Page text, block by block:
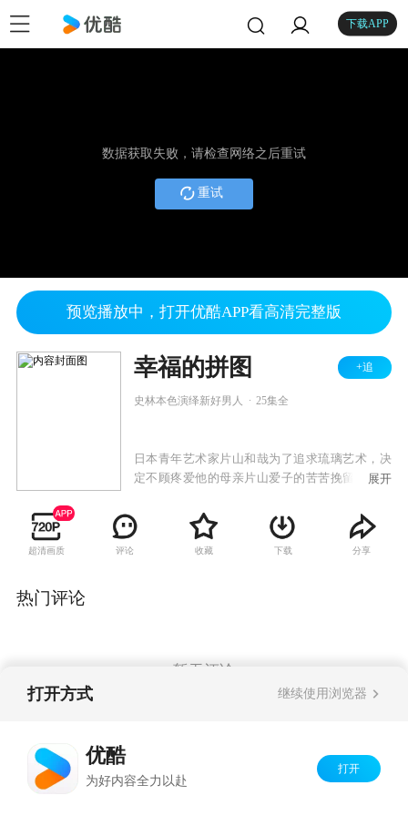
下载APP
数据获取失败，请检查网络之后重试
重试
预览播放中，打开优酷APP看高清完整版
幸福的拼图 +追
史林本色演绎新好男人 25集全
日本青年艺术家片山和哉为了追求琉璃艺术，决
定不顾疼爱他的母亲片山爱子的苦苦挽留，不愿
海，却在一场陶瓷览中，发现日本九谷烧大师神
田顺造的作品《龙子》，和自己从小戴在身上的
龙子项鍊一模一样，顿时他决心要解开在他心中
展开
超清画质 评论 收藏 下载 分享
热门评论
暂无评论
打开方式 继续使用浏览器
优酷
为好内容全力以赴
打开